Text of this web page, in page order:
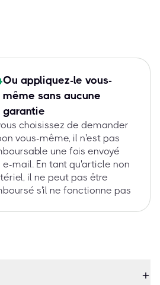
Ou appliquez-le vous-
même sans aucune
garantie
choisissez de demander
vous-même, il n'est pas
une fois envoyé
e-mail. En tant qu'article non
il ne peut pas être
s'il ne fonctionne pas